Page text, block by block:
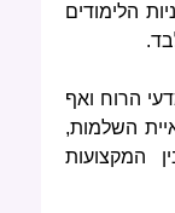
הלימודים
הרוח ואף
השלמות,
המקצועות